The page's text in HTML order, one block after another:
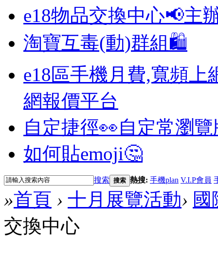
e18物品交換中心📢主
淘寶互毒(動)群組🛍️
e18區手機月費,寬頻上
網報價平台
自定捷徑👀自定常瀏
如何貼emoji🤔
搜索 搜索 熱搜: 手機plan V.I.P會員
»首頁 › 十月展覽活動› 國
交換中心